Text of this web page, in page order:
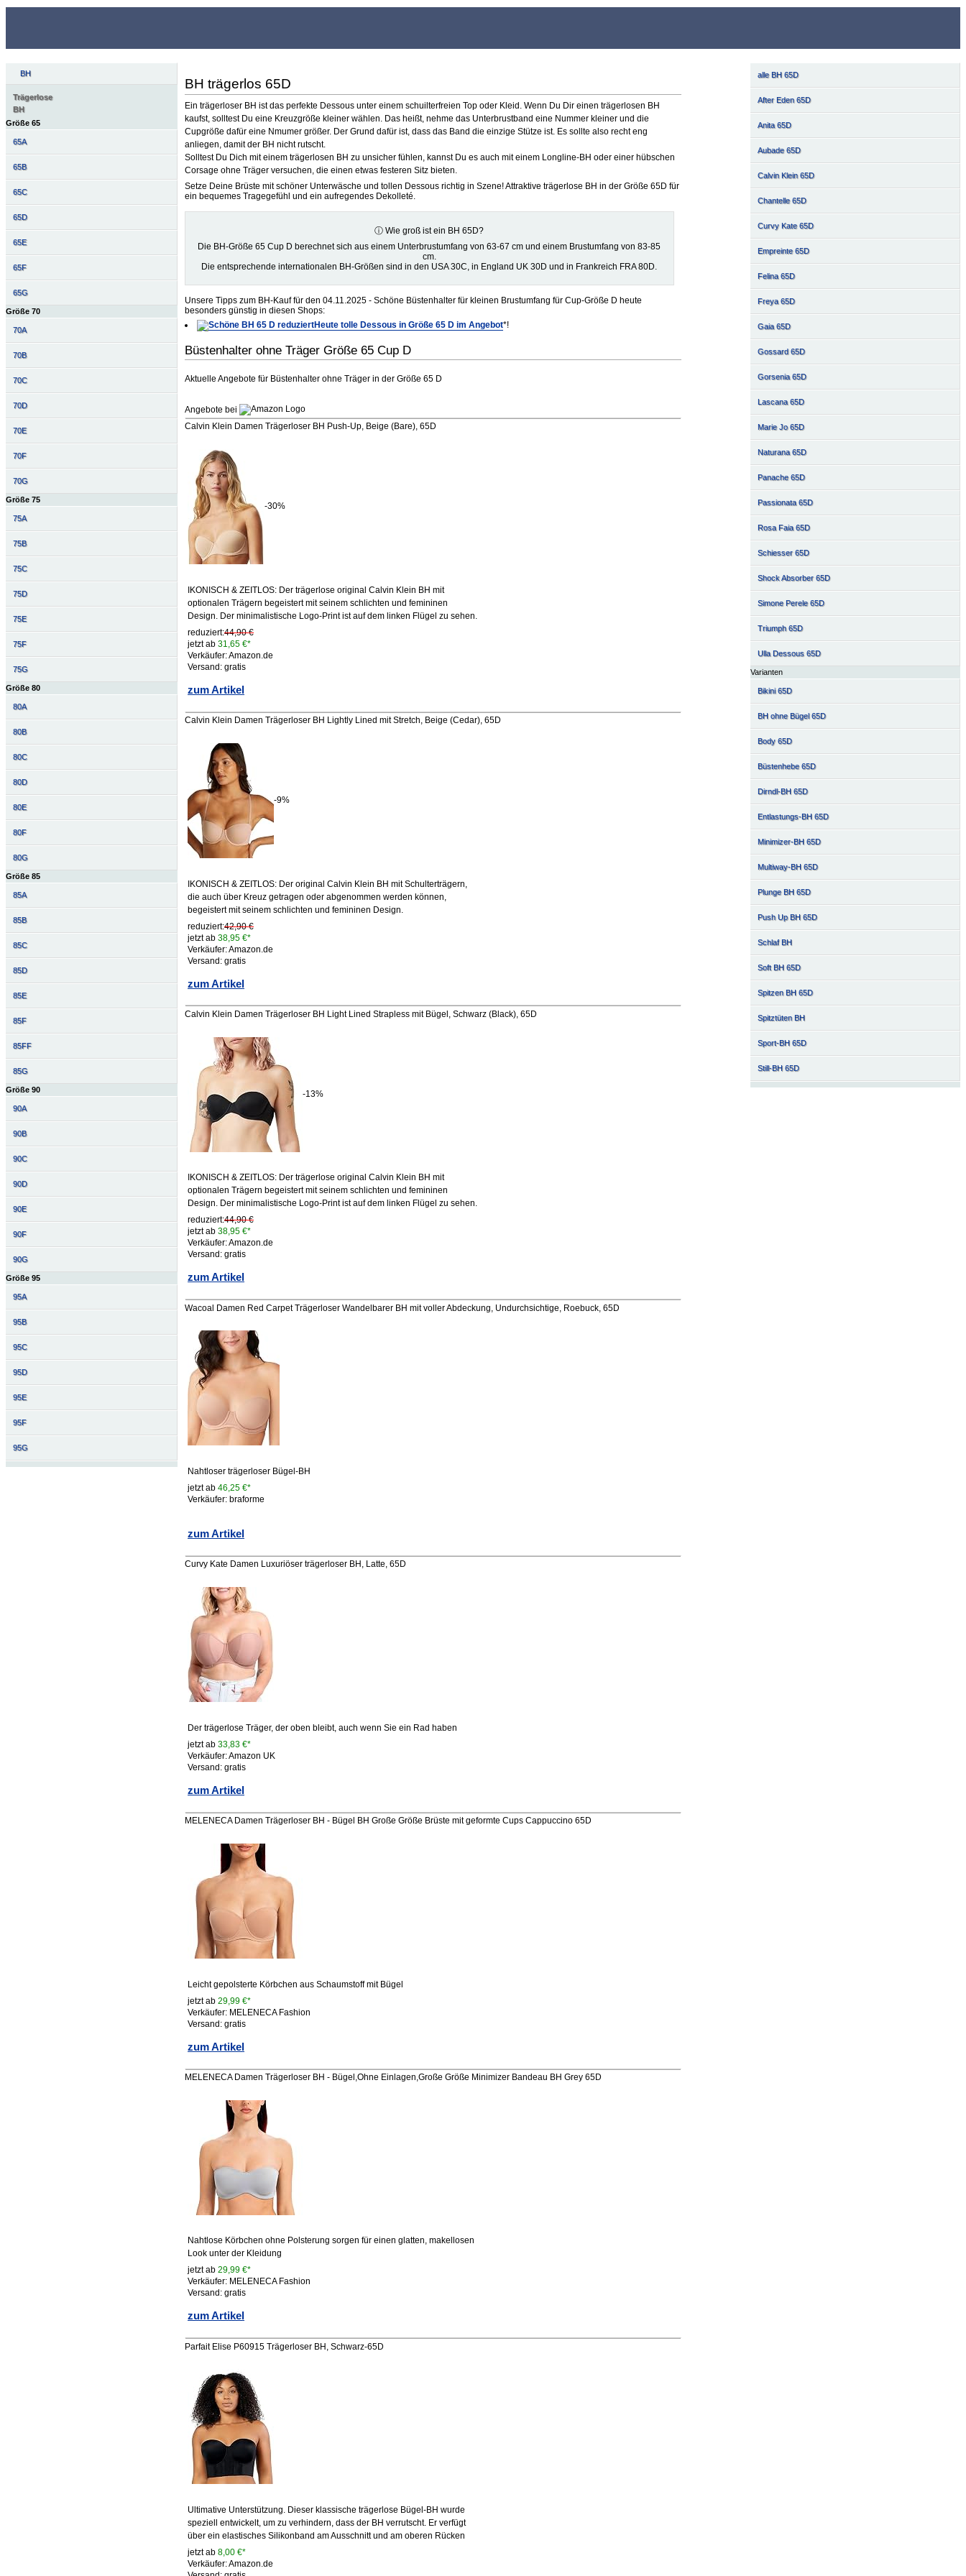
BH
Trägerlose
BH
Größe 65
65A
65B
65C
65D
65E
65F
65G
Größe 70
70A
70B
70C
70D
70E
70F
70G
Größe 75
75A
75B
75C
75D
75E
75F
75G
Größe 80
80A
80B
80C
80D
80E
80F
80G
Größe 85
85A
85B
85C
85D
85E
85F
85FF
85G
Größe 90
90A
90B
90C
90D
90E
90F
90G
Größe 95
95A
95B
95C
95D
95E
95F
95G
alle BH 65D
After Eden 65D
Anita 65D
Aubade 65D
Calvin Klein 65D
Chantelle 65D
Curvy Kate 65D
Empreinte 65D
Felina 65D
Freya 65D
Gaia 65D
Gossard 65D
Gorsenia 65D
Lascana 65D
Marie Jo 65D
Naturana 65D
Panache 65D
Passionata 65D
Rosa Faia 65D
Schiesser 65D
Shock Absorber 65D
Simone Perele 65D
Triumph 65D
Ulla Dessous 65D
Varianten
Bikini 65D
BH ohne Bügel 65D
Body 65D
Büstenhebe 65D
Dirndl-BH 65D
Entlastungs-BH 65D
Minimizer-BH 65D
Multiway-BH 65D
Plunge BH 65D
Push Up BH 65D
Schlaf BH
Soft BH 65D
Spitzen BH 65D
Spitztüten BH
Sport-BH 65D
Still-BH 65D
BH trägerlos 65D
Ein trägerloser BH ist das perfekte Dessous unter einem schuilterfreien Top oder Kleid. Wenn Du Dir einen trägerlosen BH
kaufst, solltest Du eine Kreuzgröße kleiner wählen. Das heißt, nehme das Unterbrustband eine Nummer kleiner und die
Cupgröße dafür eine Nmumer größer. Der Grund dafür ist, dass das Band die einzige Stütze ist. Es sollte also recht eng
anliegen, damit der BH nicht rutscht.
Solltest Du Dich mit einem trägerlosen BH zu unsicher fühlen, kannst Du es auch mit einem Longline-BH oder einer hübschen
Corsage ohne Träger versuchen, die einen etwas festeren Sitz bieten.
Setze Deine Brüste mit schöner Unterwäsche und tollen Dessous richtig in Szene! Attraktive trägerlose BH in der Größe 65D für
ein bequemes Tragegefühl und ein aufregendes Dekolleté.
ⓘ Wie groß ist ein BH 65D?
Die BH-Größe 65 Cup D berechnet sich aus einem Unterbrustumfang von 63-67 cm und einem Brustumfang von 83-85
cm.
Die entsprechende internationalen BH-Größen sind in den USA 30C, in England UK 30D und in Frankreich FRA 80D.
Unsere Tipps zum BH-Kauf für den 04.11.2025 - Schöne Büstenhalter für kleinen Brustumfang für Cup-Größe D heute
besonders günstig in diesen Shops:
Heute tolle Dessous in Größe 65 D im Angebot*!
Büstenhalter ohne Träger Größe 65 Cup D
Aktuelle Angebote für Büstenhalter ohne Träger in der Größe 65 D
Angebote bei
Calvin Klein Damen Trägerloser BH Push-Up, Beige (Bare), 65D
-30%
IKONISCH & ZEITLOS: Der trägerlose original Calvin Klein BH mit
optionalen Trägern begeistert mit seinem schlichten und femininen
Design. Der minimalistische Logo-Print ist auf dem linken Flügel zu sehen.
reduziert:44,90 €
jetzt ab31,65 €*
Verkäufer: Amazon.de
Versand: gratis
zum Artikel
Calvin Klein Damen Trägerloser BH Lightly Lined mit Stretch, Beige (Cedar), 65D
-9%
IKONISCH & ZEITLOS: Der original Calvin Klein BH mit Schulterträgern,
die auch über Kreuz getragen oder abgenommen werden können,
begeistert mit seinem schlichten und femininen Design.
reduziert:42,90 €
jetzt ab38,95 €*
Verkäufer: Amazon.de
Versand: gratis
zum Artikel
Calvin Klein Damen Trägerloser BH Light Lined Strapless mit Bügel, Schwarz (Black), 65D
-13%
IKONISCH & ZEITLOS: Der trägerlose original Calvin Klein BH mit
optionalen Trägern begeistert mit seinem schlichten und femininen
Design. Der minimalistische Logo-Print ist auf dem linken Flügel zu sehen.
reduziert:44,90 €
jetzt ab38,95 €*
Verkäufer: Amazon.de
Versand: gratis
zum Artikel
Wacoal Damen Red Carpet Trägerloser Wandelbarer BH mit voller Abdeckung, Undurchsichtige, Roebuck, 65D
Nahtloser trägerloser Bügel-BH
jetzt ab46,25 €*
Verkäufer: braforme
zum Artikel
Curvy Kate Damen Luxuriöser trägerloser BH, Latte, 65D
Der trägerlose Träger, der oben bleibt, auch wenn Sie ein Rad haben
jetzt ab33,83 €*
Verkäufer: Amazon UK
Versand: gratis
zum Artikel
MELENECA Damen Trägerloser BH - Bügel BH Große Größe Brüste mit geformte Cups Cappuccino 65D
Leicht gepolsterte Körbchen aus Schaumstoff mit Bügel
jetzt ab29,99 €*
Verkäufer: MELENECA Fashion
Versand: gratis
zum Artikel
MELENECA Damen Trägerloser BH - Bügel,Ohne Einlagen,Große Größe Minimizer Bandeau BH Grey 65D
Nahtlose Körbchen ohne Polsterung sorgen für einen glatten, makellosen
Look unter der Kleidung
jetzt ab29,99 €*
Verkäufer: MELENECA Fashion
Versand: gratis
zum Artikel
Parfait Elise P60915 Trägerloser BH, Schwarz-65D
Ultimative Unterstützung. Dieser klassische trägerlose Bügel-BH wurde
speziell entwickelt, um zu verhindern, dass der BH verrutscht. Er verfügt
über ein elastisches Silikonband am Ausschnitt und am oberen Rücken
jetzt ab8,00 €*
Verkäufer: Amazon.de